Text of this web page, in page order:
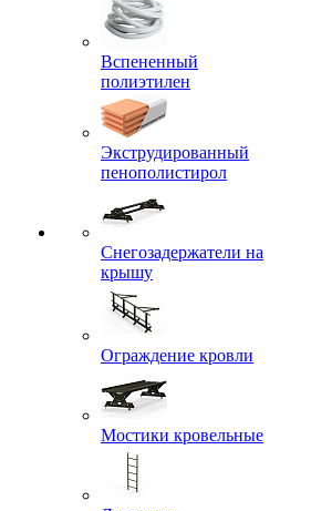
Вспененный
полиэтилен
Экструдированный
пенополистирол
Снегозадержатели на
крышу
Ограждение кровли
Мостики кровельные